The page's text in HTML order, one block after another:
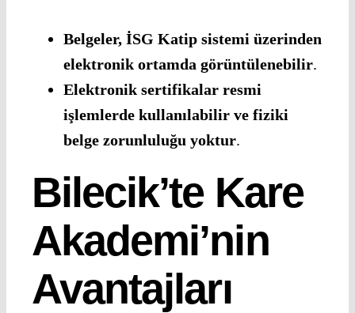
Belgeler, İSG Katip sistemi üzerinden
elektronik ortamda görüntülenebilir.
Elektronik sertifikalar resmi
işlemlerde kullanılabilir ve fiziki
belge zorunluluğu yoktur.
Bilecik’te Kare
Akademi’nin
Avantajları